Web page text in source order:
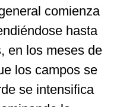
comienza
hasta
en los meses de
los campos se
se intensifica